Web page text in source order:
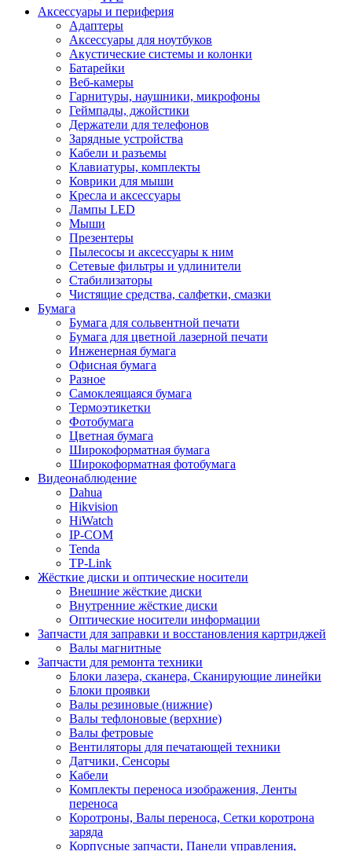
Аксессуары и периферия
Адаптеры
Аксессуары для ноутбуков
Акустические системы и колонки
Батарейки
Веб-камеры
Гарнитуры, наушники, микрофоны
Геймпады, джойстики
Держатели для телефонов
Зарядные устройства
Кабели и разъемы
Клавиатуры, комплекты
Коврики для мыши
Кресла и аксессуары
Лампы LED
Мыши
Презентеры
Пылесосы и аксессуары к ним
Сетевые фильтры и удлинители
Стабилизаторы
Чистящие средства, салфетки, смазки
Бумага
Бумага для сольвентной печати
Бумага для цветной лазерной печати
Инженерная бумага
Офисная бумага
Разное
Самоклеящаяся бумага
Термоэтикетки
Фотобумага
Цветная бумага
Широкоформатная бумага
Широкоформатная фотобумага
Видеонаблюдение
Dahua
Hikvision
HiWatch
IP-COM
Tenda
TP-Link
Жёсткие диски и оптические носители
Внешние жёсткие диски
Внутренние жёсткие диски
Оптические носители информации
Запчасти для заправки и восстановления картриджей
Валы магнитные
Запчасти для ремонта техники
Блоки лазера, сканера, Сканирующие линейки
Блоки проявки
Валы резиновые (нижние)
Валы тефлоновые (верхние)
Валы фетровые
Вентиляторы для печатающей техники
Датчики, Сенсоры
Кабели
Комплекты переноса изображения, Ленты
переноса
Коротроны, Валы переноса, Сетки коротрона
заряда
Корпусные запчасти, Панели управления,